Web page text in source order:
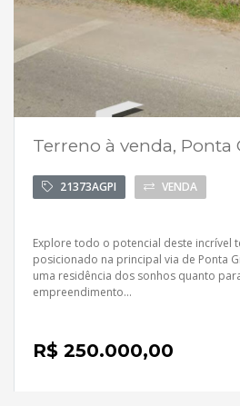
Terreno à venda, Ponta
21373AGPI VENDA
Explore todo o potencial deste incrível
posicionado na principal via de Ponta
uma residência dos sonhos quanto
empreendimento...
R$ 250.000,00